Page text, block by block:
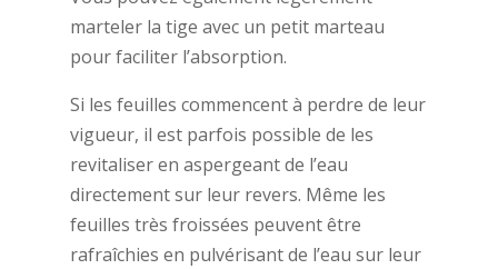
marteler la tige avec un petit marteau
pour faciliter l’absorption.
Si les feuilles commencent à perdre de leur
vigueur, il est parfois possible de les
revitaliser en aspergeant de l’eau
directement sur leur revers. Même les
feuilles très froissées peuvent être
rafraîchies en pulvérisant de l’eau sur leur